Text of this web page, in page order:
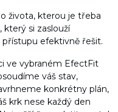
života, kterou je třeba
si zaslouží
efektivně řešit.
ve vybraném EfectFit
váš stav,
konkrétny plán,
krk nese každý den